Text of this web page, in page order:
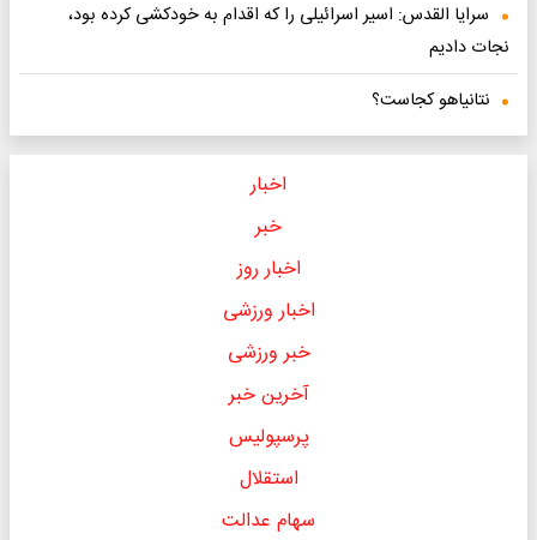
سرایا القدس: اسیر اسرائیلی را که اقدام به خودکشی کرده بود،
نجات دادیم
نتانیاهو کجاست؟
اخبار
خبر
اخبار روز
اخبار ورزشی
خبر ورزشی
آخرین خبر
پرسپولیس
استقلال
سهام عدالت